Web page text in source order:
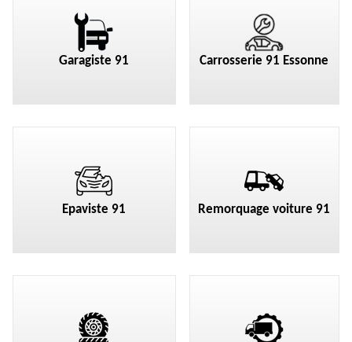
Garagiste 91 Carrosserie 91 Essonne
Epaviste 91 Remorquage voiture 91